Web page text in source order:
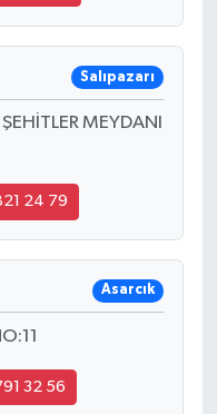
Salıpazarı
MEYDANI
24 79
Asarcık
32 56